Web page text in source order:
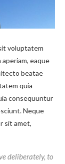
voluptatem
eaque
beatae
quia
consequuntur
Neque
sit amet,
deliberately, to